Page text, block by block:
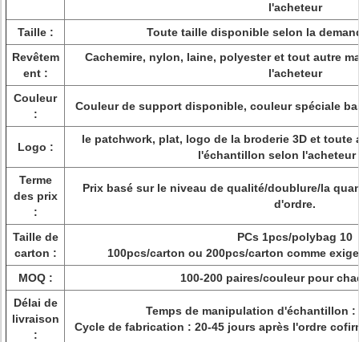
l'acheteur
Taille :
Toute taille disponible selon la
Revêtem
ent :
Cachemire, nylon, laine, polyester et tout autre
l'acheteur
Couleur
:
Couleur de support disponible, couleur spéciale
Logo :
le patchwork, plat, logo de la broderie 3D et
l'échantillon selon
Terme
des prix
:
Prix basé sur le niveau de qualité/doublure/la
d'ordre.
Taille de
carton :
PCs 1pcs/polybag 10
100pcs/carton ou 200pcs/carton comme
MOQ :
100-200 paires/couleur pour
Délai de
livraison
:
Temps de manipulation d'échantillon :
Cycle de fabrication : 20-45 jours après l'ordre